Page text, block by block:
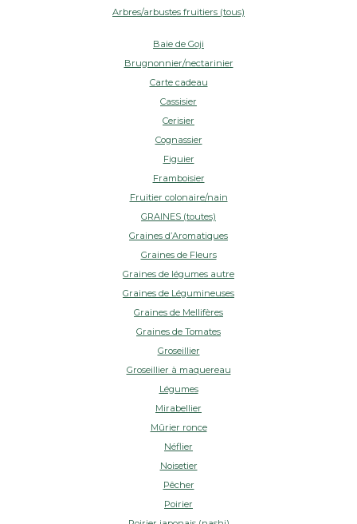
Arbres/arbustes fruitiers (tous)
Baie de Goji
Brugnonnier/nectarinier
Carte cadeau
Cassisier
Cerisier
Cognassier
Figuier
Framboisier
Fruitier colonaire/nain
GRAINES (toutes)
Graines d’Aromatiques
Graines de Fleurs
Graines de légumes autre
Graines de Légumineuses
Graines de Mellifères
Graines de Tomates
Groseillier
Groseillier à maquereau
Légumes
Mirabellier
Mûrier ronce
Néflier
Noisetier
Pêcher
Poirier